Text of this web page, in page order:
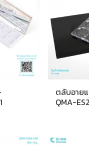
ตลับอาย
QMA-